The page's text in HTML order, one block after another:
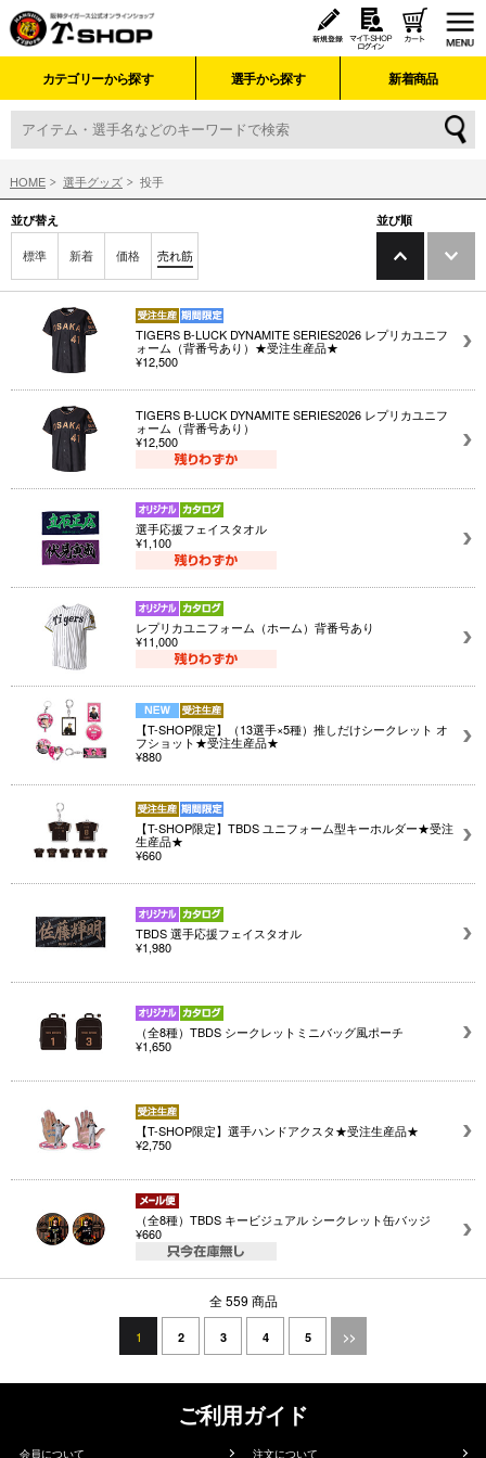
カテゴリーから探す 選手から探す 新着商品
HOME 選手グッズ 投手
並び替え
標準 新着 価格 売れ筋
並び順
TIGERS B-LUCK DYNAMITE SERIES2026 レプリカユニフ
ォーム（背番号あり）★受注生産品★
¥12,500
TIGERS B-LUCK DYNAMITE SERIES2026 レプリカユニフ
ォーム（背番号あり）
¥12,500
選手応援フェイスタオル
¥1,100
レプリカユニフォーム（ホーム）背番号あり
¥11,000
【T-SHOP限定】（13選手×5種）推しだけシークレット オ
フショット★受注生産品★
¥880
【T-SHOP限定】TBDS ユニフォーム型キーホルダー★受注
生産品★
¥660
TBDS 選手応援フェイスタオル
¥1,980
（全8種）TBDS シークレットミニバッグ風ポーチ
¥1,650
【T-SHOP限定】選手ハンドアクスタ★受注生産品★
¥2,750
（全8種）TBDS キービジュアル シークレット缶バッジ
¥660
全 559 商品
1 2 3 4 5 >>
ご利用ガイド
会員について 注文について